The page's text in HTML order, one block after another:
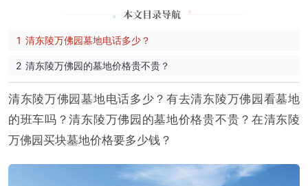
清东陵万佛园墓地电话多少？
清东陵万佛园的墓地价格贵不贵？
清东陵万佛园墓地电话多少？有去清东陵万佛园看墓地
的班车吗？清东陵万佛园的墓地价格贵不贵？在清东陵
万佛园买块墓地价格要多少钱？